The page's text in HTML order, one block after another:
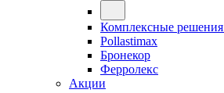
Комплексные решения
Pollastimax
Бронекор
Ферролекс
Акции